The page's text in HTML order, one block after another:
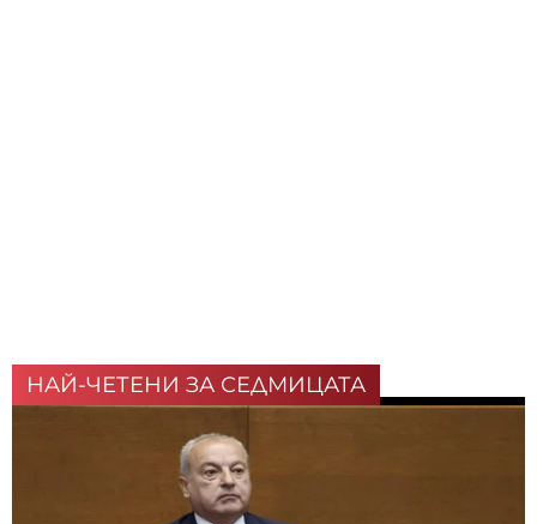
НАЙ-ЧЕТЕНИ ЗА СЕДМИЦАТА